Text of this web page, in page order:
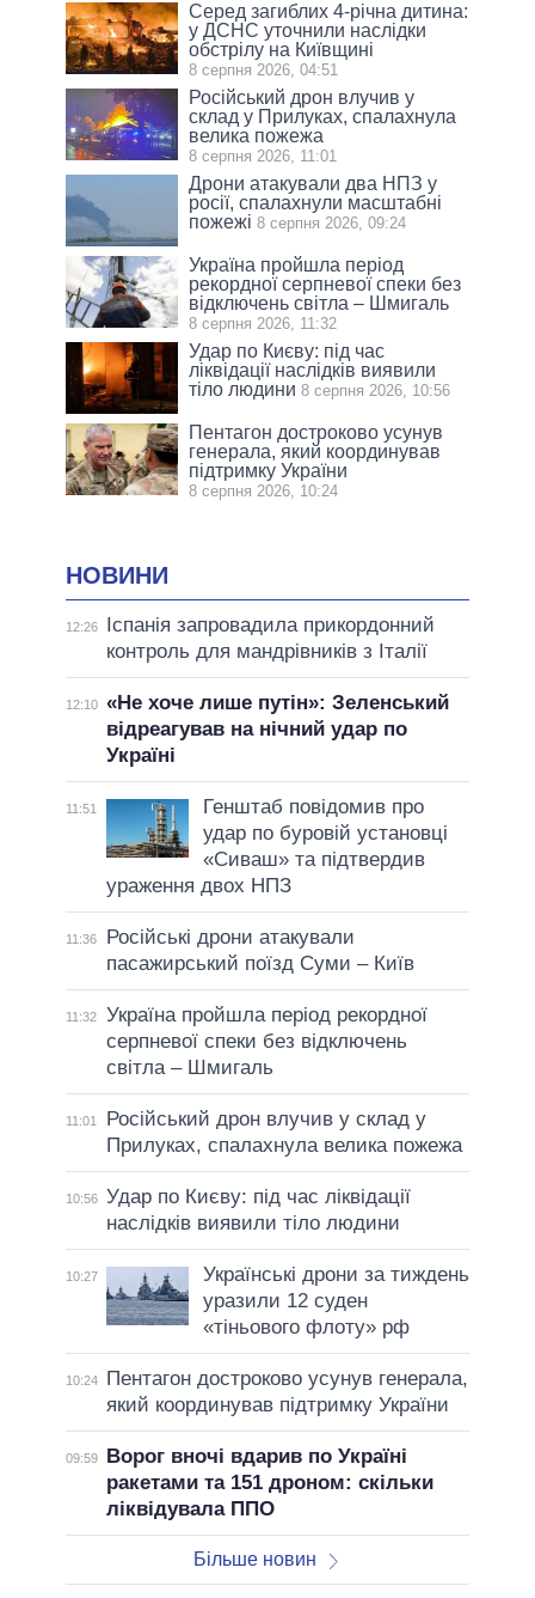
Серед загиблих 4-річна дитина:
у ДСНС уточнили наслідки
обстрілу на Київщині
8 серпня 2026, 04:51
Російський дрон влучив у
склад у Прилуках, спалахнула
велика пожежа
8 серпня 2026, 11:01
Дрони атакували два НПЗ у
росії, спалахнули масштабні
пожежі 8 серпня 2026, 09:24
Україна пройшла період
рекордної серпневої спеки без
відключень світла – Шмигаль
8 серпня 2026, 11:32
Удар по Києву: під час
ліквідації наслідків виявили
тіло людини 8 серпня 2026, 10:56
Пентагон достроково усунув
генерала, який координував
підтримку України
8 серпня 2026, 10:24
НОВИНИ
12:26
Іспанія запровадила прикордонний
контроль для мандрівників з Італії
12:10 «Не хоче лише путін»: Зеленський
відреагував на нічний удар по
Україні
11:51
Генштаб повідомив про
удар по буровій установці
«Сиваш» та підтвердив
ураження двох НПЗ
11:36
Російські дрони атакували
пасажирський поїзд Суми – Київ
11:32
Україна пройшла період рекордної
серпневої спеки без відключень
світла – Шмигаль
11:01
Російський дрон влучив у склад у
Прилуках, спалахнула велика пожежа
10:56 Удар по Києву: під час ліквідації
наслідків виявили тіло людини
10:27
Українські дрони за тиждень
уразили 12 суден
«тіньового флоту» рф
10:24
Пентагон достроково усунув генерала,
який координував підтримку України
09:59
Ворог вночі вдарив по Україні
ракетами та 151 дроном: скільки
ліквідувала ППО
Більше новин